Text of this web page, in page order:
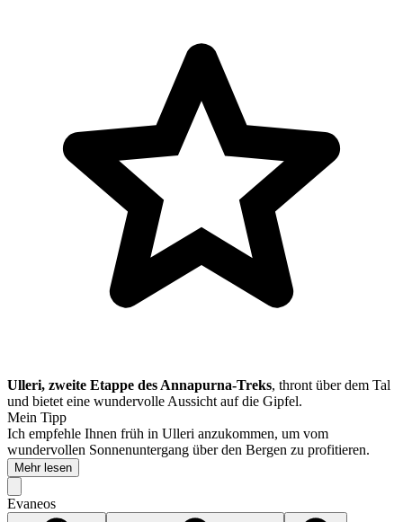
Ulleri, zweite Etappe des Annapurna-Treks, thront über dem Tal
und bietet eine wundervolle Aussicht auf die Gipfel.
Mein Tipp
Ich empfehle Ihnen früh in Ulleri anzukommen, um vom
wundervollen Sonnenuntergang über den Bergen zu profitieren.
Mehr lesen
Evaneos